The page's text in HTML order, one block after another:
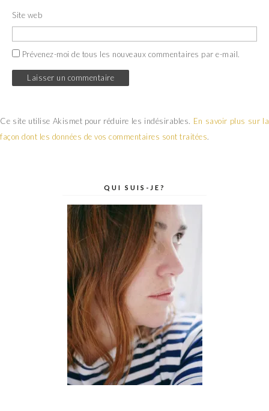
Site web
Prévenez-moi de tous les nouveaux commentaires par e-mail.
Ce site utilise Akismet pour réduire les indésirables. En savoir plus sur la
façon dont les données de vos commentaires sont traitées.
QUI SUIS-JE?